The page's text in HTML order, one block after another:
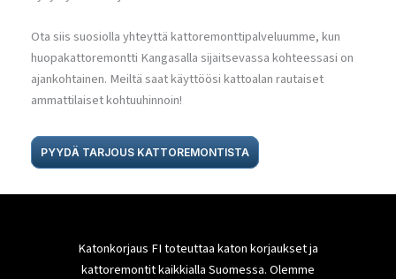
Ota siis suosiolla yhteyttä kattoremonttipalveluumme, kun
huopakattoremontti Kangasalla sijaitsevassa kohteessasi on
ajankohtainen. Meiltä saat käyttöösi kattoalan rautaiset
ammattilaiset kohtuuhinnoin!
PYYDÄ TARJOUS KATTOREMONTISTA
Katonkorjaus FI toteuttaa katon korjaukset ja
kattoremontit kaikkialla Suomessa. Olemme